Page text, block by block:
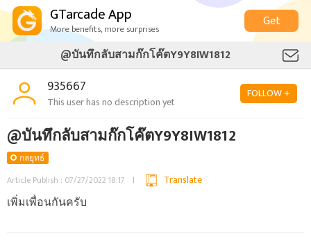
GTarcade App
More benefits, more surprises
Get
@บันทึกลับสามก๊กโค๊ตY9Y8IW1812
935667
This user has no description yet
FOLLOW +
@บันทึกลับสามก๊กโค๊ตY9Y8IW1812
กลยุทธ์
Article Publish : 07/27/2022 18:17
Translate
เพิ่มเพื่อนกันครับ